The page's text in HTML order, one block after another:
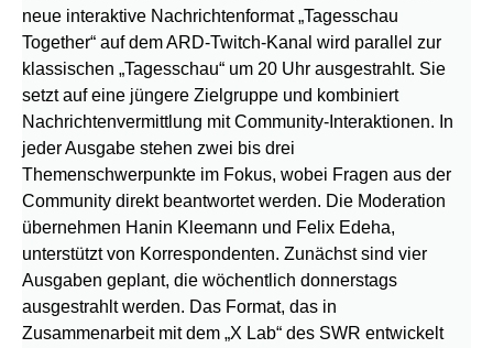
neue interaktive Nachrichtenformat „Tagesschau
Together“ auf dem ARD-Twitch-Kanal wird parallel zur
klassischen „Tagesschau“ um 20 Uhr ausgestrahlt. Sie
setzt auf eine jüngere Zielgruppe und kombiniert
Nachrichtenvermittlung mit Community-Interaktionen. In
jeder Ausgabe stehen zwei bis drei
Themenschwerpunkte im Fokus, wobei Fragen aus der
Community direkt beantwortet werden. Die Moderation
übernehmen Hanin Kleemann und Felix Edeha,
unterstützt von Korrespondenten. Zunächst sind vier
Ausgaben geplant, die wöchentlich donnerstags
ausgestrahlt werden. Das Format, das in
Zusammenarbeit mit dem „X Lab“ des SWR entwickelt